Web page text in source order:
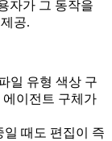
자가 그 동작을
공.
일 유형 색상 구
에이전트 구체가
일 때도 편집이 즉